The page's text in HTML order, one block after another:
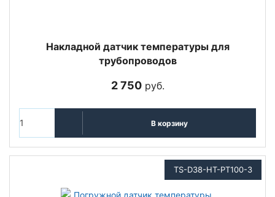
Накладной датчик температуры для
трубопроводов
2 750руб.
В корзину
TS-D38-HT-PT100-3